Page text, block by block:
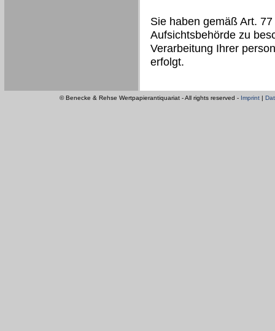
Sie haben gemäß Art.
Aufsichtsbehörde zu
Verarbeitung Ihrer
erfolgt.
© Benecke & Rehse Wertpapierantiquariat - All rights reserved - Imprint |